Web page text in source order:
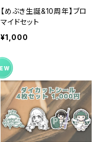
【めぶき生誕&10周年】ブロ
マイドセット
¥1,000